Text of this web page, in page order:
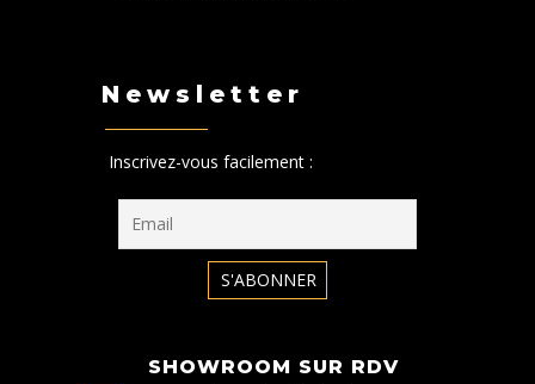
Newsletter
Inscrivez-vous facilement :
SHOWROOM SUR RDV